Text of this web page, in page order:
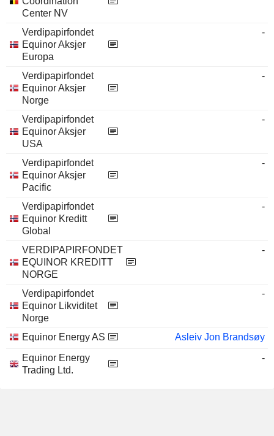
Center NV
Verdipapirfondet
Equinor Aksjer
Europa
-
Verdipapirfondet
Equinor Aksjer
Norge
-
Verdipapirfondet
Equinor Aksjer
USA
-
Verdipapirfondet
Equinor Aksjer
Pacific
-
Verdipapirfondet
Equinor Kreditt
Global
-
VERDIPAPIRFONDET
EQUINOR KREDITT
NORGE
-
Verdipapirfondet
Equinor Likviditet
Norge
-
Equinor Energy AS
Asleiv Jon Brandsøy
Equinor Energy
Trading Ltd.
-